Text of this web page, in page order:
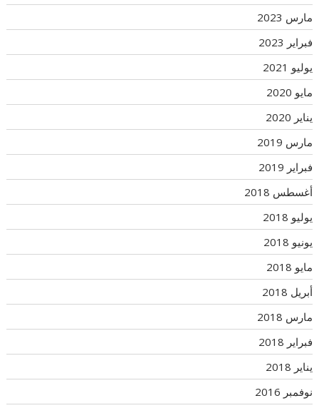
مارس 2023
فبراير 2023
يوليو 2021
مايو 2020
يناير 2020
مارس 2019
فبراير 2019
أغسطس 2018
يوليو 2018
يونيو 2018
مايو 2018
أبريل 2018
مارس 2018
فبراير 2018
يناير 2018
نوفمبر 2016